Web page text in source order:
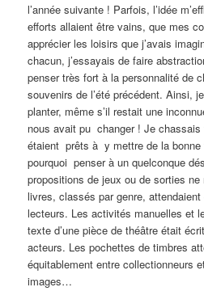
l’année suivante ! Parfois, l’idée
efforts allaient être vains, que mes
apprécier les loisirs que j’avais
chacun, j’essayais de faire
penser très fort à la personnalité de
souvenirs de l’été précédent. Ainsi,
planter, même s’il restait une
nous avait pu changer ! Je
étaient prêts à y mettre de la bonne
pourquoi penser à un quelconque
propositions de jeux ou de sorties
livres, classés par genre,
lecteurs. Les activités manuelles et
texte d’une pièce de théâtre était
acteurs. Les pochettes de timbres
équitablement entre collectionneurs
images…